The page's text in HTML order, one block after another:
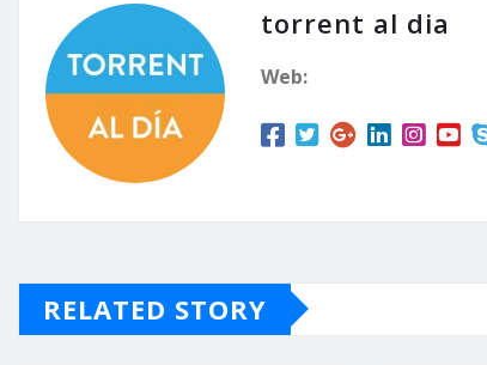
torrent al dia
Web:
RELATED STORY